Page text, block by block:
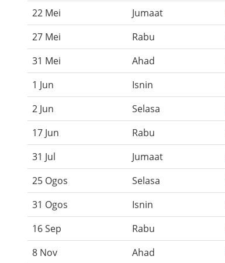
22 Mei
Jumaat
27 Mei
Rabu
31 Mei
Ahad
1 Jun
Isnin
2 Jun
Selasa
17 Jun
Rabu
31 Jul
Jumaat
25 Ogos
Selasa
31 Ogos
Isnin
16 Sep
Rabu
8 Nov
Ahad